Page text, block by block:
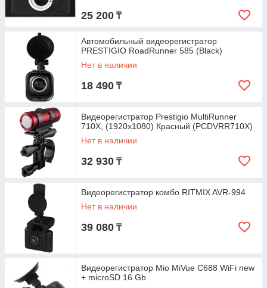
25 200 ₸
Автомобильный видеорегистратор
PRESTIGIO RoadRunner 585 (Black)
Нет в наличии
18 490 ₸
Видеорегистратор Prestigio MultiRunner
710X, (1920x1080) Красный (PCDVRR710X)
Нет в наличии
32 930 ₸
Видеорегистратор комбо RITMIX AVR-994
Нет в наличии
39 080 ₸
Видеорегистратор Mio MiVue C688 WiFi new
+ microSD 16 Gb